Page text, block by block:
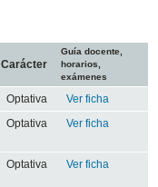
Carácter
Guía docente,
horarios,
exámenes
Optativa
Ver ficha
Optativa Ver ficha
Optativa Ver ficha